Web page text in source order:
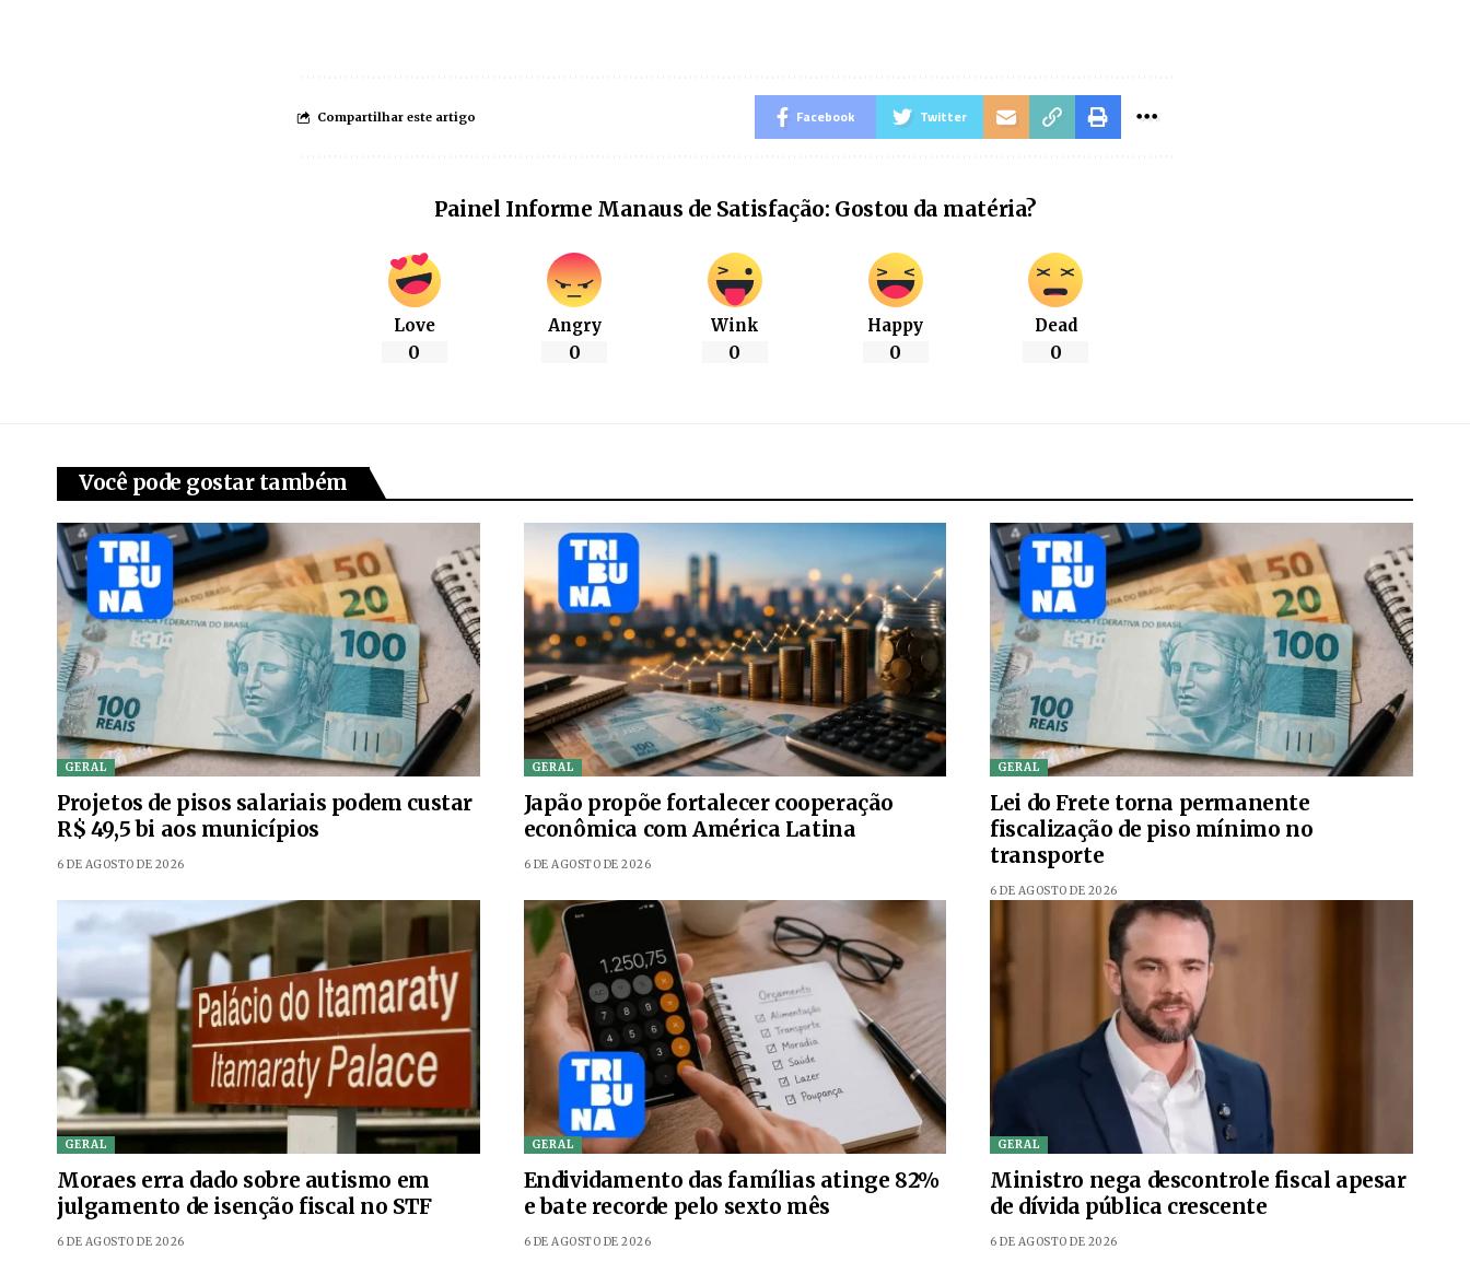
Compartilhar este artigo Facebook Twitter
Painel Informe Manaus de Satisfação: Gostou da matéria?
Love
0
Angry
0
Wink
0
Happy
0
Dead
0
Você pode gostar também
GERAL
Projetos de pisos salariais podem custar
R$ 49,5 bi aos municípios
6 DE AGOSTO DE 2026
GERAL
Japão propõe fortalecer cooperação
econômica com América Latina
6 DE AGOSTO DE 2026
GERAL
Lei do Frete torna permanente
fiscalização de piso mínimo no
transporte
6 DE AGOSTO DE 2026
GERAL
Moraes erra dado sobre autismo em
julgamento de isenção fiscal no STF
6 DE AGOSTO DE 2026
GERAL
Endividamento das famílias atinge 82%
e bate recorde pelo sexto mês
6 DE AGOSTO DE 2026
GERAL
Ministro nega descontrole fiscal apesar
de dívida pública crescente
6 DE AGOSTO DE 2026